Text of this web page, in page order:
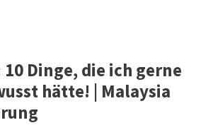
10 Dinge, die ich gerne
hätte! | Malaysia